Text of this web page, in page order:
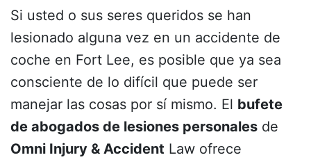
Si usted o sus seres queridos se han
lesionado alguna vez en un accidente de
coche en Fort Lee, es posible que ya sea
consciente de lo difícil que puede ser
manejar las cosas por sí mismo. El bufete
de abogados de lesiones personales de
Omni Injury & Accident Law ofrece